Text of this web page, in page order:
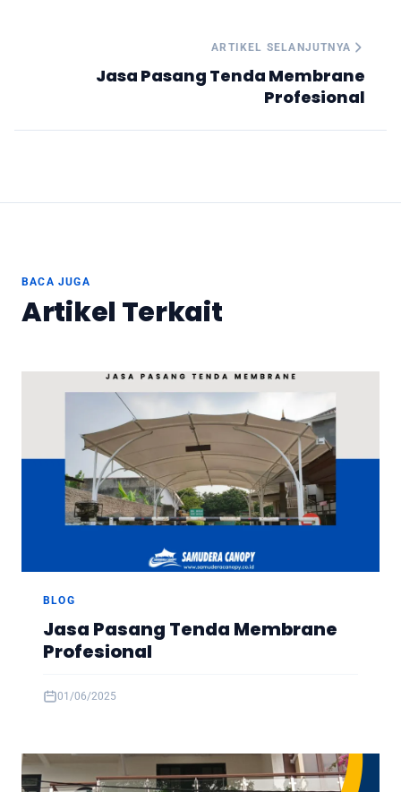
ARTIKEL SELANJUTNYA
Jasa Pasang Tenda Membrane
Profesional
BACA JUGA
Artikel Terkait
BLOG
Jasa Pasang Tenda Membrane
Profesional
01/06/2025